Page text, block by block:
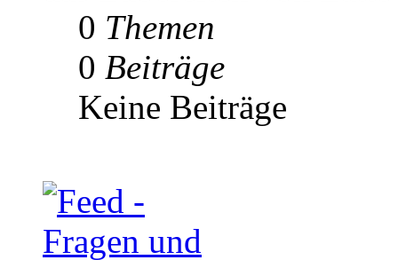
0 Themen
0 Beiträge
Keine Beiträge